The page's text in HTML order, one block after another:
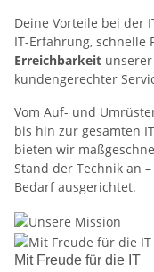
Deine Vorteile bei der
IT-Erfahrung, schnelle
Erreichbarkeit
kundengerechter
Vom Auf- und
bis hin zur gesamten
bieten wir
Stand der Technik an
Bedarf ausgerichtet.
Mit Freude für die IT